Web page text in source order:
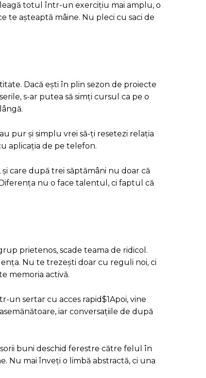
totul într-un exercițiu mai amplu, o
te așteaptă mâine. Nu pleci cu saci de
Dacă ești în plin sezon de proiecte
s-ar putea să simți cursul ca pe o
pur și simplu vrei să-ți resetezi relația
aplicația de pe telefon.
care după trei săptămâni nu doar că
nu o face talentul, ci faptul că
prietenos, scade teama de ridicol.
Nu te trezești doar cu reguli noi, ci
memoria activă.
sertar cu acces rapid$1Apoi, vine
iar conversațiile de după
buni deschid ferestre către felul în
Nu mai înveți o limbă abstractă, ci una